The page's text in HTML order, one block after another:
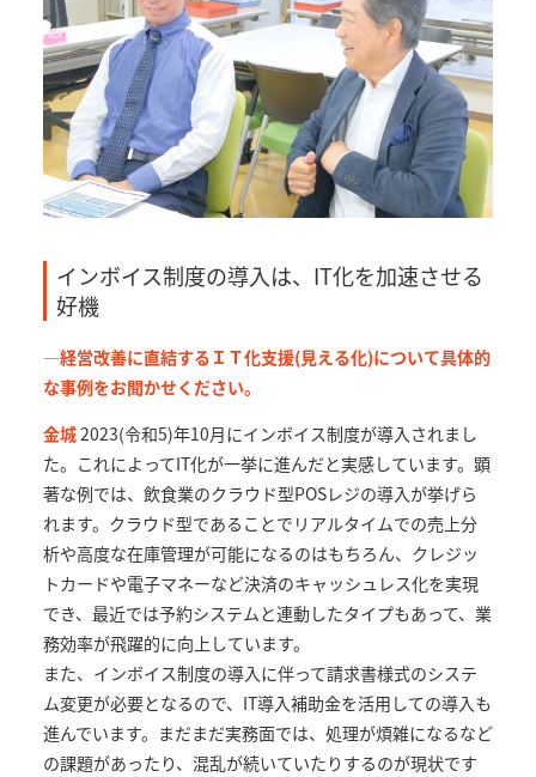
インボイス制度の導入は、IT化を加速させる
好機
—経営改善に直結するＩＴ化支援(見える化)について具体的
な事例をお聞かせください。
金城2023(令和5)年10月にインボイス制度が導入されまし
た。これによってIT化が一挙に進んだと実感しています。顕
著な例では、飲食業のクラウド型POSレジの導入が挙げら
れます。クラウド型であることでリアルタイムでの売上分
析や高度な在庫管理が可能になるのはもちろん、クレジッ
トカードや電子マネーなど決済のキャッシュレス化を実現
でき、最近では予約システムと連動したタイプもあって、業
務効率が飛躍的に向上しています。
また、インボイス制度の導入に伴って請求書様式のシステ
ム変更が必要となるので、IT導入補助金を活用しての導入も
進んでいます。まだまだ実務面では、処理が煩雑になるなど
の課題があったり、混乱が続いていたりするのが現状です